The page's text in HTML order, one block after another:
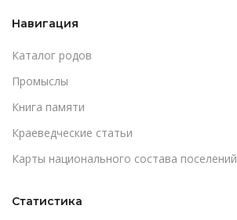
Навигация
Каталог родов
Промыслы
Книга памяти
Краеведческие статьи
Карты национального состава поселений
Статистика